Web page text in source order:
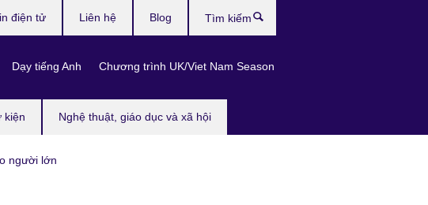
kiện Nghệ thuật, giáo dục và xã hội
Dạy tiếng Anh Chương trình UK/Viet Nam Season
điện tử Liên hệ Blog
kiếm
người lớn